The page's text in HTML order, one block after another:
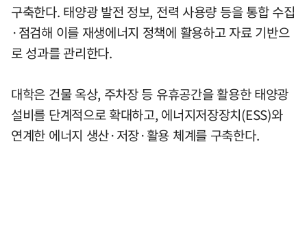
구축한다. 태양광 발전 정보, 전력 사용량 등을 통합 수집
·점검해 이를 재생에너지 정책에 활용하고 자료 기반으
로 성과를 관리한다.
대학은 건물 옥상, 주차장 등 유휴공간을 활용한 태양광
설비를 단계적으로 확대하고, 에너지저장장치(ESS)와
연계한 에너지 생산·저장·활용 체계를 구축한다.